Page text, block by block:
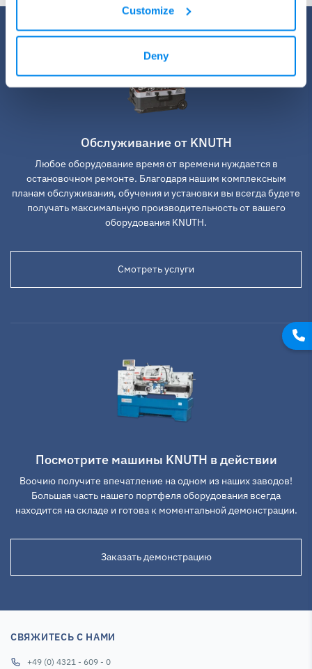
Customize
Deny
Обслуживание от KNUTH
Любое оборудование время от времени нуждается в
остановочном ремонте. Благодаря нашим комплексным
планам обслуживания, обучения и установки вы всегда будете
получать максимальную производительность от вашего
оборудования KNUTH.
Cмотреть услуги
Посмотрите машины KNUTH в действии
Воочию получите впечатление на одном из наших заводов!
Большая часть нашего портфеля оборудования всегда
находится на складе и готова к моментальной демонстрации.
Заказать демонстрацию
СВЯЖИТЕСЬ С НАМИ
+49 (0) 4321 - 609 - 0